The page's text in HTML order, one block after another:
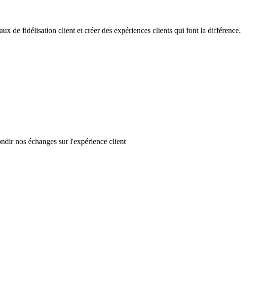
de fidélisation client et créer des expériences clients qui font la différence.
nos échanges sur l'expérience client